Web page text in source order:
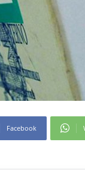
Facebook